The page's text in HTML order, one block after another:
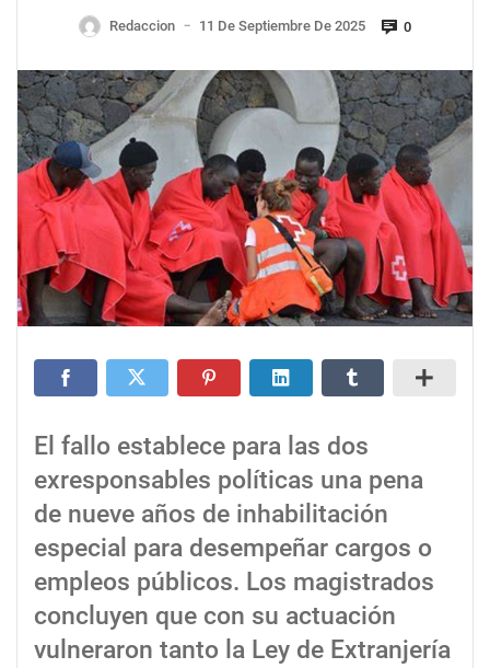
Redaccion — 11 De Septiembre De 2025 0
El fallo establece para las dos
exresponsables políticas una pena
de nueve años de inhabilitación
especial para desempeñar cargos o
empleos públicos. Los magistrados
concluyen que con su actuación
vulneraron tanto la Ley de Extranjería